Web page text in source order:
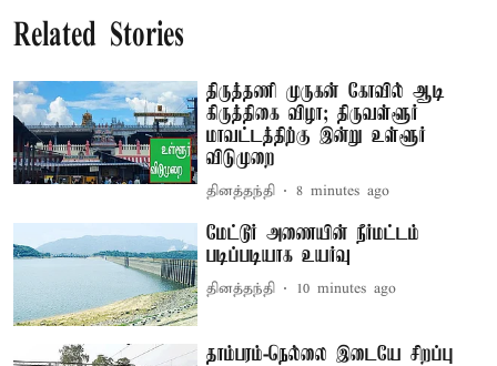
Related Stories
திருத்தணி முருகன் கோவில் ஆடி
கிருத்திகை விழா; திருவள்ளூர்
மாவட்டத்திற்கு இன்று உள்ளூர்
விடுமுறை
தினத்தந்தி 8 minutes ago
மேட்டூர் அணையின் நீர்மட்டம்
படிப்படியாக உயர்வு
தினத்தந்தி 10 minutes ago
தாம்பரம்-நெல்லை இடையே சிறப்பு